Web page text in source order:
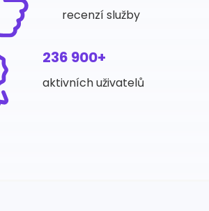
recenzí služby
236 900+
aktivních uživatelů